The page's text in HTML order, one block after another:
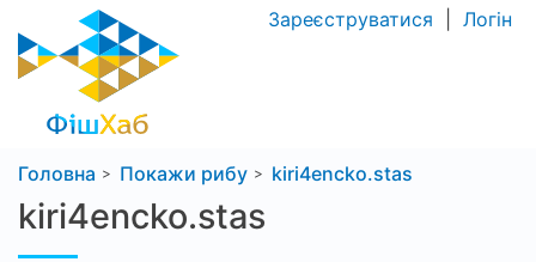
Зареєструватися Логін
Головна Покажи рибу kiri4encko.stas
kiri4encko.stas